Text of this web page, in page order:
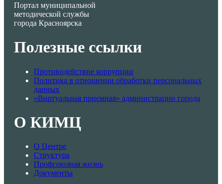
Портал муниципальной
методической службы
города Красноярска
Полезные ссылки
Противодействие коррупции
Политика в отношении обработки персональных
данных
«Виртуальная приемная» администрации города
О КИМЦ
О Центре
Структура
Профсоюзная жизнь
Документы